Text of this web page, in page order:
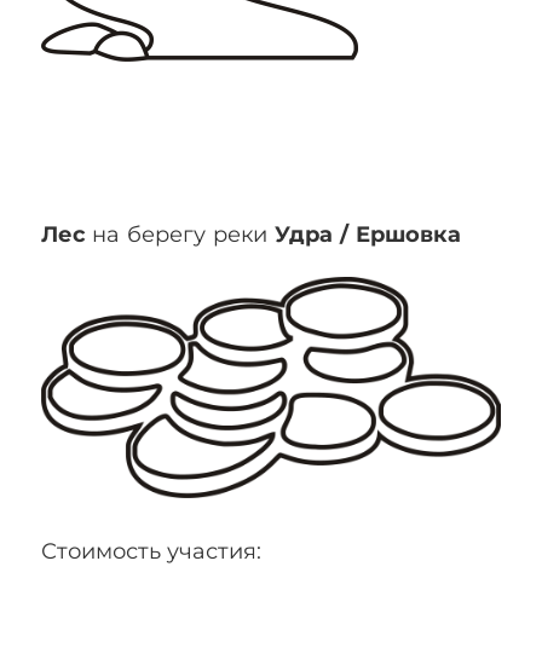
Лес на берегу реки Удра / Ершовка
Стоимость участия: